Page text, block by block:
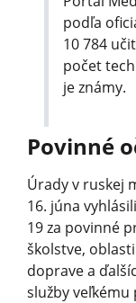
podľa
10 784
počet
je známy.
Povinné
Úrady v ruskej
16. júna
19 za povinné
školstve,
doprave a
služby veľkému